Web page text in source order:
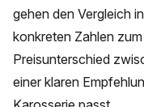
gehen den Vergleich
konkreten Zahlen
Preisunterschied
einer klaren